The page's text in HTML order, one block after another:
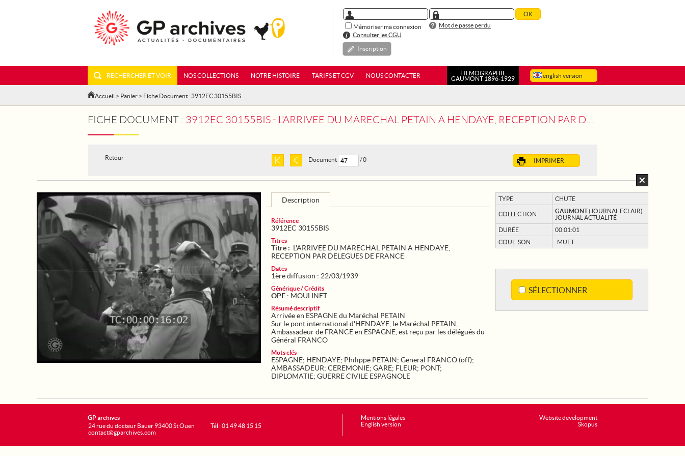
Mémoriser ma connexion
Mot de passe perdu
Consulter les CGU
Inscription
english version
RECHERCHER ET VOIR NOS COLLECTIONS NOTRE HISTOIRE TARIFS ET CGV NOUS CONTACTER
FILMOGRAPHIE
GAUMONT 1896-1929
Accueil > Panier > Fiche Document : 3912EC 30155BIS
FICHE DOCUMENT : 3912EC 30155BIS - L'ARRIVEE DU MARECHAL PETAIN A HENDAYE, RECEPTION PAR DELEGUES DE FRANCE
Retour IMPRIMER
Document / 0
TYPE CHUTE
COLLECTION GAUMONT(JOURNAL ECLAIR)
JOURNAL ACTUALITÉ
DURÉE
00:01:01
COUL. SON
MUET
SÉLECTIONNER
Description
Référence
3912EC 30155BIS
Titres
Titre : L'ARRIVEE DU MARECHAL PETAIN A HENDAYE,
RECEPTION PAR DELEGUES DE FRANCE
Dates
1ère diffusion : 22/03/1939
Générique / Crédits
OPE : MOULINET
Résumé descriptif
Arrivée en ESPAGNE du Maréchal PETAIN
Sur le pont international d'HENDAYE, le Maréchal PETAIN,
Ambassadeur de FRANCE en ESPAGNE, est reçu par les délégués du
Général FRANCO
Mots clés
ESPAGNE; HENDAYE; Philippe PETAIN; General FRANCO (off);
AMBASSADEUR; CEREMONIE; GARE; FLEUR; PONT;
DIPLOMATIE; GUERRE CIVILE ESPAGNOLE
Website development
Skopus
GP archives
24 rue du docteur Bauer 93400 St Ouen
contact@gparchives.com
Tél : 01 49 48 15 15
Mentions légales
English version